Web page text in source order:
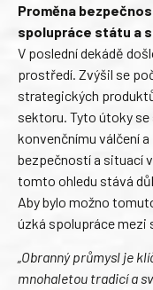
Proměna
spolupráce státu a
V poslední dekádě
prostředí. Zvýšil se
strategických
sektoru. Tyto útoky
konvenčnímu válčení
bezpečností a situací
tomto ohledu stává
Aby bylo možno
úzká spolupráce
„Obranný průmysl je
mnohaletou tradicí a